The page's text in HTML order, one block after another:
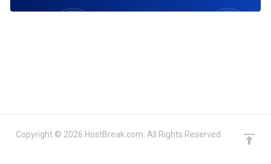
domain(s) selected Fortsett
Copyright © 2026 HostBreak.com. All Rights Reserved.